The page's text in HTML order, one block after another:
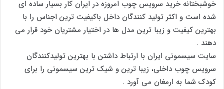
خوشبختانه خرید سرویس چوب امروزه در ایران کار بسیار ساده ای
شده است و اکثر تولید کنندگان داخل باکیفیت ترین اجناس را با
بهترین کیفیت و زیبا ترین مدل ها در اختیار مشتریان خود قرار می
دهند .
سایت سیسمونی ایران با ارتباط داشتن با بهترین تولیدکنندگان
سرویس چوب داخلی، زیبا ترین و شیک ترین سیسمونی را برای
کودک شما به ارمغان می آورد .